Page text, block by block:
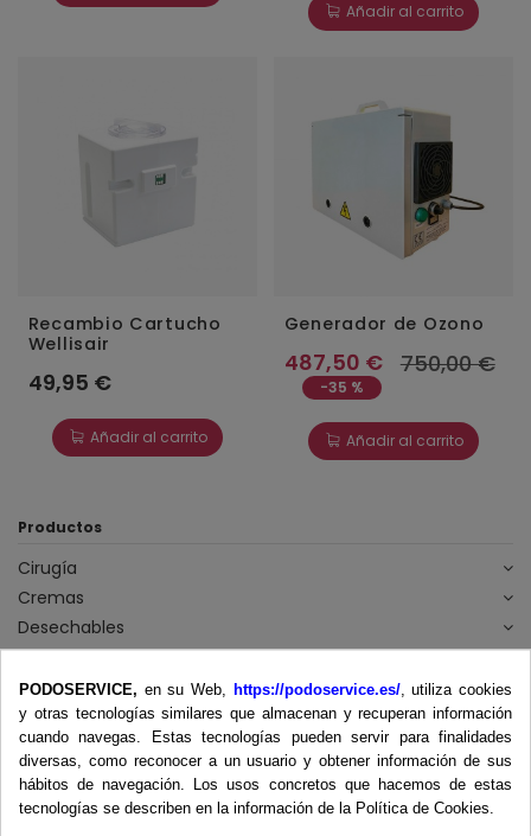
Añadir al carrito
Recambio Cartucho
Wellisair
49,95 €
Añadir al carrito
Generador de Ozono
487,50 € 750,00 €
-35 %
Añadir al carrito
Productos
Cirugía
Cremas
Desechables
Equipamiento
Camillas
Desfibriladores
Equipos Podología
Lámparas
Material promocional
PODOSERVICE, en su Web, https://podoservice.es/, utiliza cookies
y otras tecnologías similares que almacenan y recuperan información
cuando navegas. Estas tecnologías pueden servir para finalidades
diversas, como reconocer a un usuario y obtener información de sus
hábitos de navegación. Los usos concretos que hacemos de estas
tecnologías se describen en la información de la Política de Cookies.